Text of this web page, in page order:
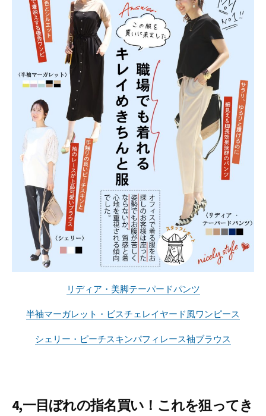
リディア・美脚テーパードパンツ
半袖マーガレット・ビスチェレイヤード風ワンピース
シェリー・ピーチスキンパフィレース袖ブラウス
4,一目ぼれの指名買い！これを狙ってき